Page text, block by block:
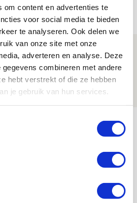
om content en advertenties te
voor social media te bieden
te analyseren. Ook delen we
van onze site met onze
adverteren en analyse. Deze
combineren met andere
hebt verstrekt of die ze hebben
je gebruik van hun services.
met resultaat en spel
nam af’
ballenjongens/-meiden